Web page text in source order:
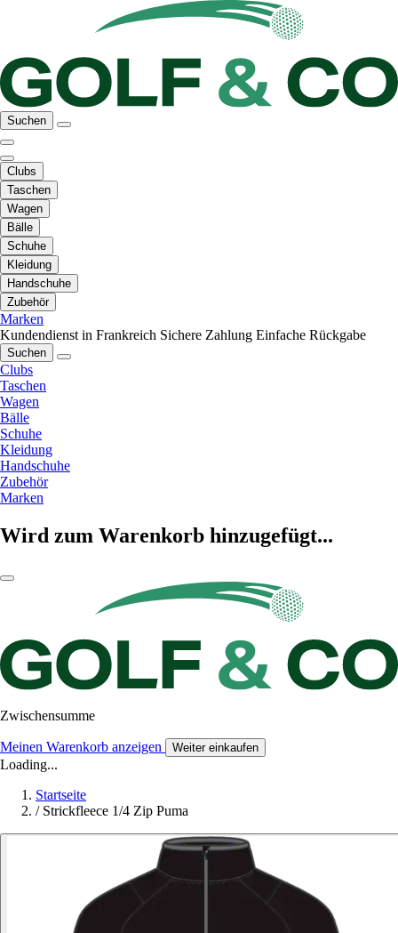
Suchen
Clubs
Taschen
Wagen
Bälle
Schuhe
Kleidung
Handschuhe
Zubehör
Marken
Kundendienst in Frankreich Sichere Zahlung Einfache Rückgabe
Suchen
Clubs
Taschen
Wagen
Bälle
Schuhe
Kleidung
Handschuhe
Zubehör
Marken
Wird zum Warenkorb hinzugefügt...
Zwischensumme
Meinen Warenkorb anzeigen Weiter einkaufen
Loading...
Startseite
/ Strickfleece 1/4 Zip Puma